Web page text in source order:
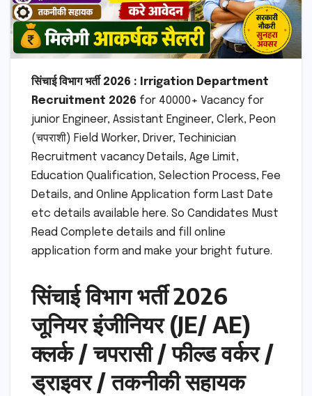
सिंचाई विभाग भर्ती 2026 :
Irrigation Department
Recruitment 2026 for 40000+ Vacancy for
junior Engineer, Assistant Engineer, Clerk, Peon
(चपराशी) Field Worker, Driver, Techinician
Recruitment vacancy Details, Age Limit,
Education Qualification, Selection Process, Fee
Details, and Online Application form Last Date
etc details available here. So Candidates Must
Read Complete details and fill online
application form and make your bright future.
सिंचाई विभाग भर्ती 2026
जूनियर इंजीनियर (JE/ AE)
क्लर्क / चपरासी / फील्ड वर्कर /
ड्राइवर / तकनीकी सहायक